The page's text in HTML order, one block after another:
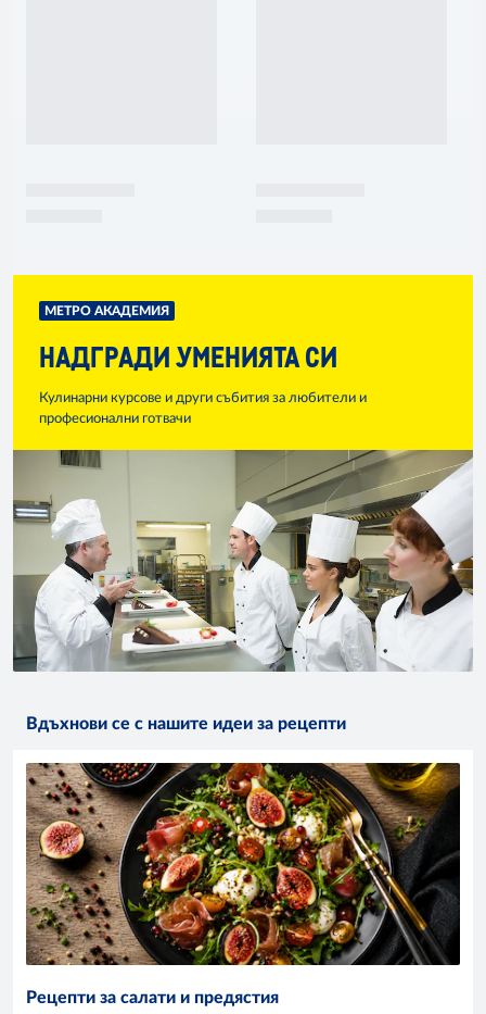
МЕТРО АКАДЕМИЯ
НАДГРАДИ УМЕНИЯТА СИ
Кулинарни курсове и други събития за любители и
професионални готвачи
Вдъхнови се с нашите идеи за рецепти
Рецепти за салати и предястия